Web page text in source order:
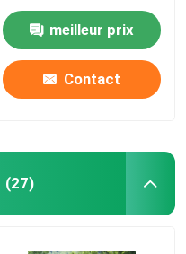
HongQi EQM5
meilleur prix
Contact
(27)